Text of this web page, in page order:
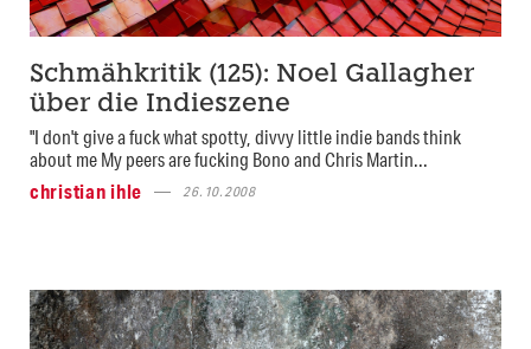
Schmähkritik (125): Noel Gallagher
über die Indieszene
"I don't give a fuck what spotty, divvy little indie bands think
about me My peers are fucking Bono and Chris Martin...
christian ihle
26.10.2008